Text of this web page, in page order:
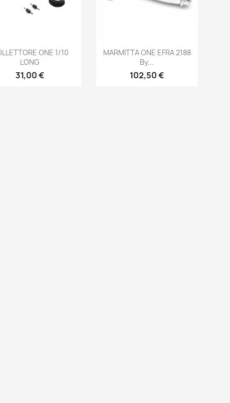
Anteprima
ONE 1/10
LONG
Prezzo
31,00 €
Anteprima
MARMITTA ONE EFRA 2188
By...
Prezzo
102,50 €